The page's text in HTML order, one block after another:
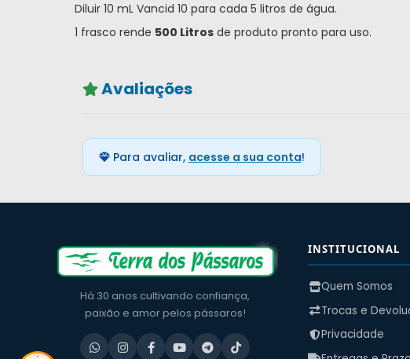
Diluir 10 mL Vancid 10 para cada 5 litros de água.
1 frasco rende 500 Litrosde produto pronto para uso.
Avaliações
Para avaliar, acesse a sua conta!
Há 30 anos cultivando confiança,
paixão e amor pelos pássaros!
INSTITUCIONAL
Quem Somos
Trocas e
Privacidade